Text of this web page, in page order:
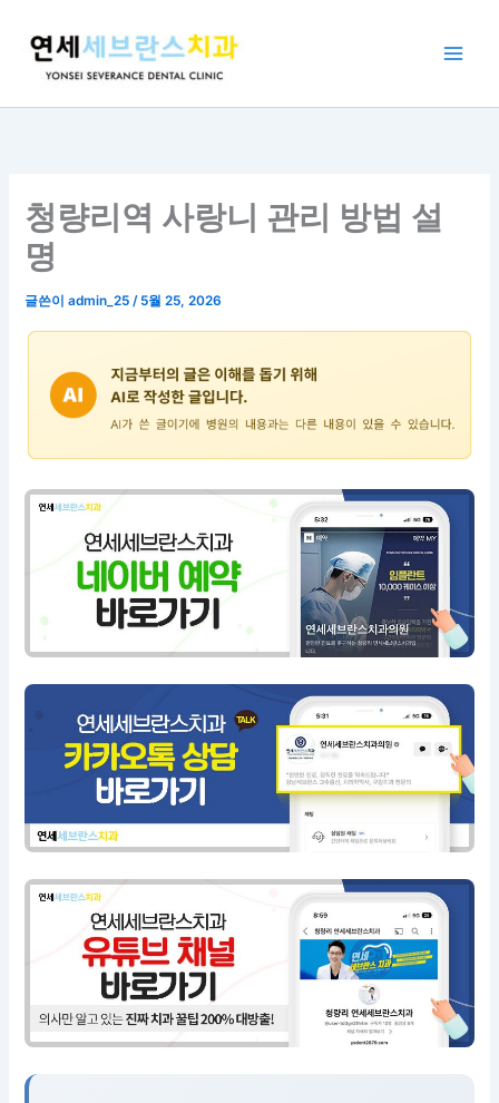
청량리역 사랑니 관리 방법 설
명
글쓴이admin_25/ 5월 25, 2026